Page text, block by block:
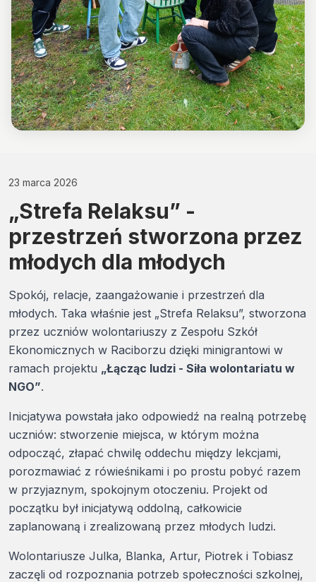
23 marca 2026
„Strefa Relaksu” -
przestrzeń stworzona przez
młodych dla młodych
Spokój, relacje, zaangażowanie i przestrzeń dla
młodych. Taka właśnie jest „Strefa Relaksu”, stworzona
przez uczniów wolontariuszy z Zespołu Szkół
Ekonomicznych w Raciborzu dzięki minigrantowi w
ramach projektu „Łącząc ludzi - Siła wolontariatu w
NGO”.
Inicjatywa powstała jako odpowiedź na realną potrzebę
uczniów: stworzenie miejsca, w którym można
odpocząć, złapać chwilę oddechu między lekcjami,
porozmawiać z rówieśnikami i po prostu pobyć razem
w przyjaznym, spokojnym otoczeniu. Projekt od
początku był inicjatywą oddolną, całkowicie
zaplanowaną i zrealizowaną przez młodych ludzi.
Wolontariusze Julka, Blanka, Artur, Piotrek i Tobiasz
zaczęli od rozpoznania potrzeb społeczności szkolnej,